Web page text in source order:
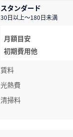
スタンダード
30日以上～180日未満
月額目安
初期費用他
賃料
光熱費
清掃料